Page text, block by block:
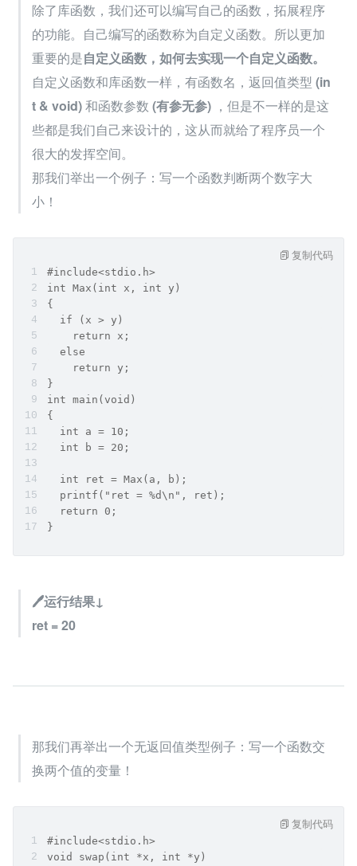
除了库函数，我们还可以编写自己的函数，拓展程序
的功能。自己编写的函数称为自定义函数。所以更加
重要的是自定义函数，如何去实现一个自定义函数。
自定义函数和库函数一样，有函数名，返回值类型 (in
t & void) 和函数参数 (有参无参) ，但是不一样的是这
些都是我们自己来设计的，这从而就给了程序员一个
很大的发挥空间。
那我们举出一个例子：写一个函数判断两个数字大
小！
#include<stdio.h>
int Max(int x, int y)
{
  if (x > y)
    return x;
  else
    return y;
}
int main(void)
{
  int a = 10;
  int b = 20;
  int ret = Max(a, b);
  printf("ret = %d\n", ret);
  return 0;
}
复制代码
🖊运行结果↓
ret = 20
那我们再举出一个无返回值类型例子：写一个函数交
换两个值的变量！
#include<stdio.h>
void swap(int *x, int *y)
复制代码